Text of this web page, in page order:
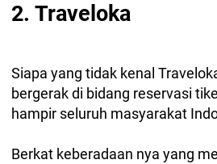
2. Traveloka
Siapa yang tidak kenal
bergerak di bidang reservasi
hampir seluruh masyarakat
Berkat keberadaan nya yang